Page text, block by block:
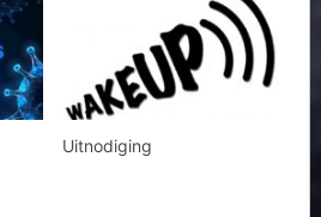
Uitnodiging